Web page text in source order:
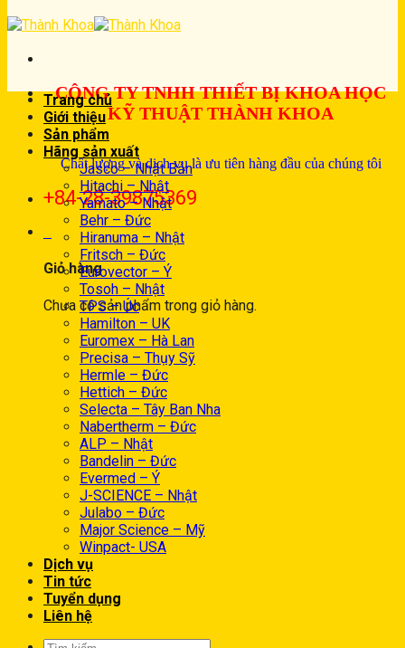
CÔNG TY TNHH THIẾT BỊ KHOA HỌC
KỸ THUẬT THÀNH KHOA
Chất lượng và dịch vụ là ưu tiên hàng đầu của chúng tôi
+84-28-39875369
Giỏ hàng
Chưa có sản phẩm trong giỏ hàng.
Trang chủ
Giới thiệu
Sản phẩm
Hãng sản xuất
Jasco – Nhật Bản
Hitachi – Nhật
Yamato – Nhật
Behr – Đức
Hiranuma – Nhật
Fritsch – Đức
Eurovector – Ý
Tosoh – Nhật
TPS – Úc
Hamilton – UK
Euromex – Hà Lan
Precisa – Thụy Sỹ
Hermle – Đức
Hettich – Đức
Selecta – Tây Ban Nha
Nabertherm – Đức
ALP – Nhật
Bandelin – Đức
Evermed – Ý
J-SCIENCE – Nhật
Julabo – Đức
Major Science – Mỹ
Winpact- USA
Dịch vụ
Tin tức
Tuyển dụng
Liên hệ